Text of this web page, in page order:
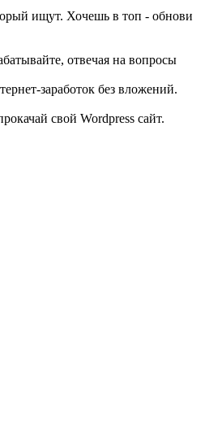
ищут. Хочешь в топ - обнови
отвечая на вопросы
заработок без вложений.
свой Wordpress сайт.